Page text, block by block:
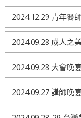
2024.12.29 青年醫
2024.09.28 成人之
2024.09.28 大會晚
2024.09.27 講師晚